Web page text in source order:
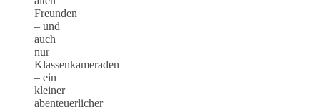
Freunden
– und
auch
nur
Klassenkameraden
– ein
kleiner
abenteuerlicher